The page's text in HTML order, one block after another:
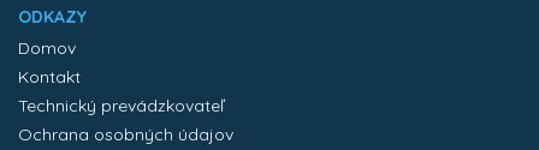
ODKAZY
Domov
Kontakt
Technický prevádzkovateľ
Ochrana osobných údajov